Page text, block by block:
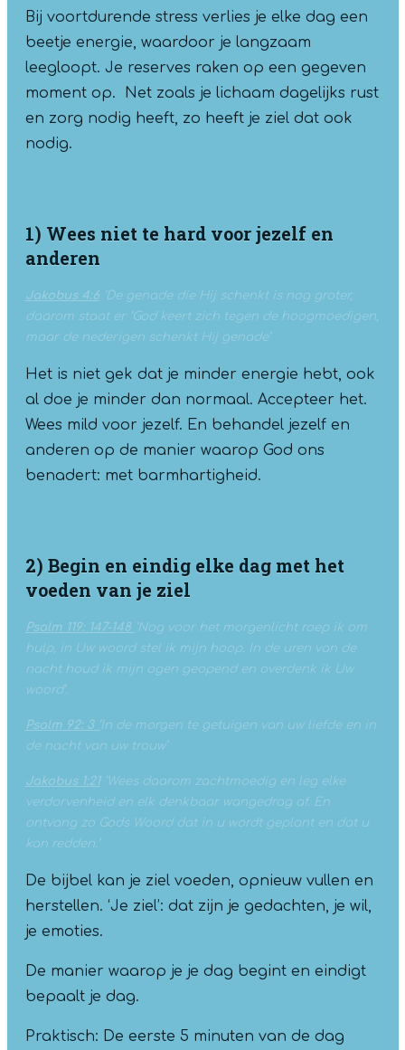
Bij voortdurende stress verlies je elke dag een
beetje energie, waardoor je langzaam
leegloopt. Je reserves raken op een gegeven
moment op. Net zoals je lichaam dagelijks rust
en zorg nodig heeft, zo heeft je ziel dat ook
nodig.
1) Wees niet te hard voor jezelf en
anderen
Jakobus 4:6‘De genade die Hij schenkt is nog groter,
daarom staat er ‘God keert zich tegen de hoogmoedigen,
maar de nederigen schenkt Hij genade’
Het is niet gek dat je minder energie hebt, ook
al doe je minder dan normaal. Accepteer het.
Wees mild voor jezelf. En behandel jezelf en
anderen op de manier waarop God ons
benadert: met barmhartigheid.
2) Begin en eindig elke dag met het
voeden van je ziel
Psalm 119: 147-148 ‘Nog voor het morgenlicht roep ik om
hulp, in Uw woord stel ik mijn hoop. In de uren van de
nacht houd ik mijn ogen geopend en overdenk ik Uw
woord’.
Psalm 92: 3‘ In de morgen te getuigen van uw liefde en in
de nacht van uw trouw’
Jakobus 1:21‘Wees daarom zachtmoedig en leg elke
verdorvenheid en elk denkbaar wangedrag af. En
ontvang zo Gods Woord dat in u wordt geplant en dat u
kan redden.’
De bijbel kan je ziel voeden, opnieuw vullen en
herstellen. ‘Je ziel’: dat zijn je gedachten, je wil,
je emoties.
De manier waarop je je dag begint en eindigt
bepaalt je dag.
Praktisch: De eerste 5 minuten van de dag